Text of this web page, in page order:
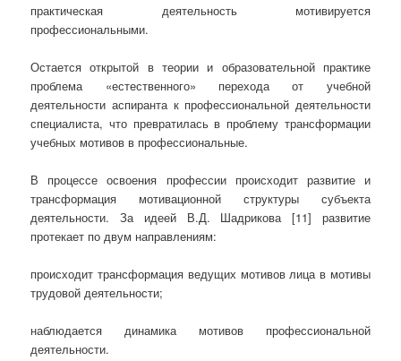
практическая деятельность мотивируется
профессиональными.
Остается открытой в теории и образовательной практике
проблема «естественного» перехода от учебной
деятельности аспиранта к профессиональной деятельности
специалиста, что превратилась в проблему трансформации
учебных мотивов в профессиональные.
В процессе освоения профессии происходит развитие и
трансформация мотивационной структуры субъекта
деятельности. За идеей В.Д. Шадрикова [11] развитие
протекает по двум направлениям:
происходит трансформация ведущих мотивов лица в мотивы
трудовой деятельности;
наблюдается динамика мотивов профессиональной
деятельности.